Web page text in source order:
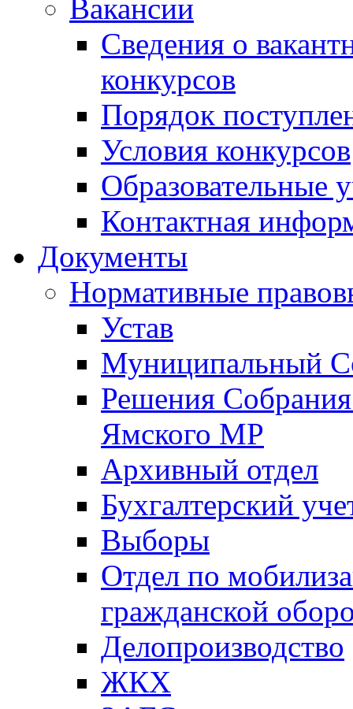
Вакансии
Сведения о
конкурсов
Порядок
Условия конкурсов
Образовательные
Контактная
Документы
Нормативные
Устав
Муниципальный
Решения
Ямского МР
Архивный отдел
Бухгалтерский
Выборы
Отдел по
гражданской
Делопроизводство
ЖКХ